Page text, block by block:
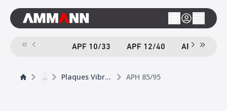
APF 10/33 APF 12/40 APF 12/40-
... Plaques Vibrantes APH 85/95